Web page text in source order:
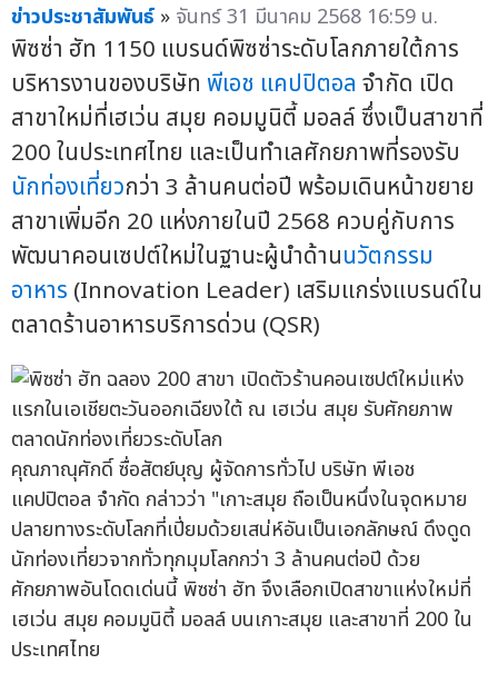
ข่าวประชาสัมพันธ์ » จันทร์ 31 มีนาคม 2568 16:59 น.
พิซซ่า ฮัท 1150 แบรนด์พิซซ่าระดับโลกภายใต้การ
บริหารงานของบริษัท พีเอช แคปปิตอล จำกัด เปิด
สาขาใหม่ที่เฮเว่น สมุย คอมมูนิตี้ มอลล์ ซึ่งเป็นสาขาที่
200 ในประเทศไทย และเป็นทำเลศักยภาพที่รองรับ
นักท่องเที่ยวกว่า 3 ล้านคนต่อปี พร้อมเดินหน้าขยาย
สาขาเพิ่มอีก 20 แห่งภายในปี 2568 ควบคู่กับการ
พัฒนาคอนเซปต์ใหม่ในฐานะผู้นำด้านนวัตกรรม
อาหาร (Innovation Leader) เสริมแกร่งแบรนด์ใน
ตลาดร้านอาหารบริการด่วน (QSR)
คุณภาณุศักดิ์ ซื่อสัตย์บุญ ผู้จัดการทั่วไป บริษัท พีเอช
แคปปิตอล จำกัด กล่าวว่า "เกาะสมุย ถือเป็นหนึ่งในจุดหมาย
ปลายทางระดับโลกที่เปี่ยมด้วยเสน่ห์อันเป็นเอกลักษณ์ ดึงดูด
นักท่องเที่ยวจากทั่วทุกมุมโลกกว่า 3 ล้านคนต่อปี ด้วย
ศักยภาพอันโดดเด่นนี้ พิซซ่า ฮัท จึงเลือกเปิดสาขาแห่งใหม่ที่
เฮเว่น สมุย คอมมูนิตี้ มอลล์ บนเกาะสมุย และสาขาที่ 200 ใน
ประเทศไทย